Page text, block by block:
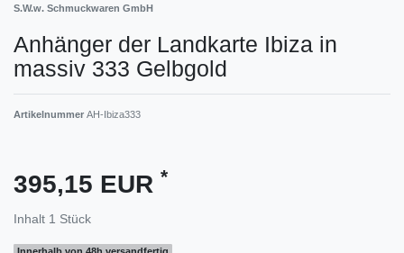
S.W.w. Schmuckwaren GmbH
Anhänger der Landkarte Ibiza in
massiv 333 Gelbgold
Artikelnummer AH-Ibiza333
395,15 EUR *
Inhalt 1 Stück
Innerhalb von 48h versandfertig